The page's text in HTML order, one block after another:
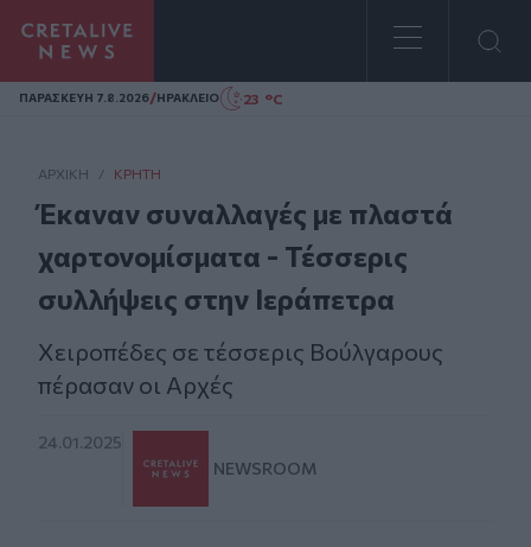
Homepage
ΠΑΡΑΣΚΕΥΗ 7.8.2026/ΗΡΑΚΛΕΙΟ 23 °C
ΑΡΧΙΚΗ / ΚΡΉΤΗ
Έκαναν συναλλαγές με πλαστά
χαρτονομίσματα - Τέσσερις
συλλήψεις στην Ιεράπετρα
Χειροπέδες σε τέσσερις Βούλγαρους
πέρασαν οι Αρχές
24.01.2025
NEWSROOM